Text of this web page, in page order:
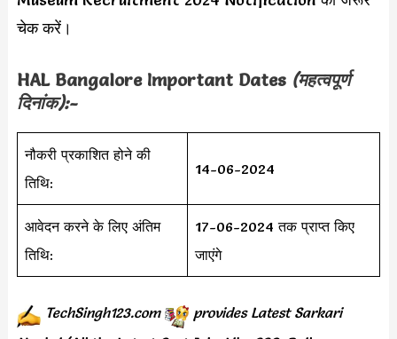
चेक करें।
HAL Bangalore Important Dates (महत्वपूर्ण
दिनांक):-
नौकरी प्रकाशित होने की
तिथि:
14-06-2024
आवेदन करने के लिए अंतिम
तिथि:
17-06-2024 तक प्राप्त किए
जाएंगे
TechSingh123.com provides Latest Sarkari